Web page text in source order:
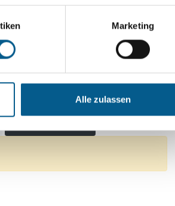
Marketing
Alle zulassen
Suchen
Themen: Gesundheitswesen